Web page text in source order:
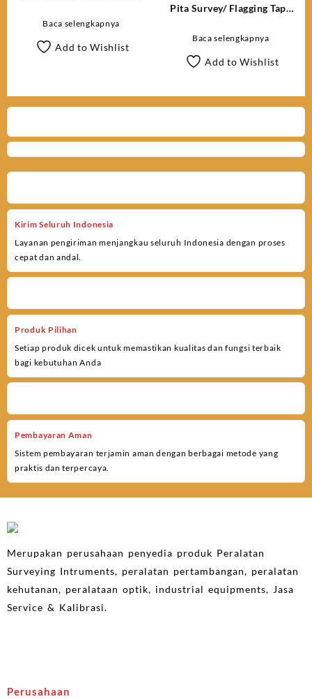
Baca selengkapnya
Add to Wishlist
Pita Survey/ Flagging Tape
Baca selengkapnya
Add to Wishlist
Kirim Seluruh Indonesia
Layanan pengiriman menjangkau seluruh Indonesia dengan proses
cepat dan andal.
Produk Pilihan
Setiap produk dicek untuk memastikan kualitas dan fungsi terbaik
bagi kebutuhan Anda
Pembayaran Aman
Sistem pembayaran terjamin aman dengan berbagai metode yang
praktis dan terpercaya.
Merupakan perusahaan penyedia produk Peralatan
Surveying Intruments, peralatan pertambangan, peralatan
kehutanan, peralataan optik, industrial equipments, Jasa
Service & Kalibrasi.
Perusahaan